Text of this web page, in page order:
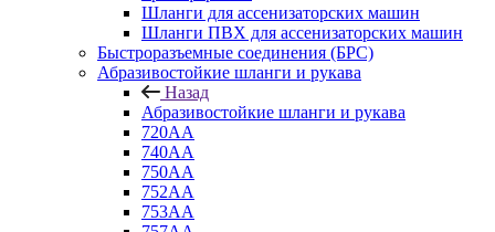
Шланги для ассенизаторских машин
Шланги ПВХ для ассенизаторских машин
Быстроразъемные соединения (БРС)
Абразивостойкие шланги и рукава
Назад
Абразивостойкие шланги и рукава
720АА
740AA
750AA
752АА
753AA